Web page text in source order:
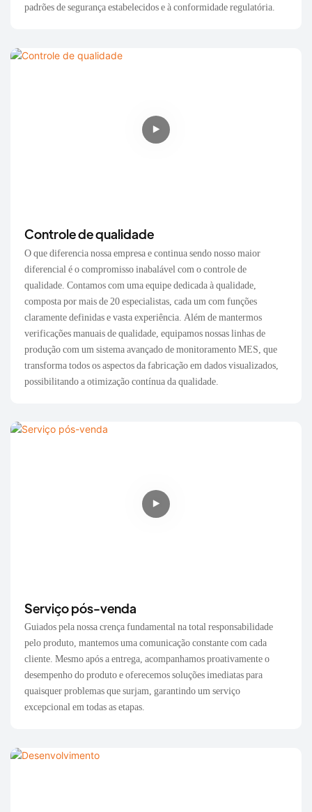
padrões de segurança estabelecidos e à conformidade regulatória.
Controle de qualidade
O que diferencia nossa empresa e continua sendo nosso maior
diferencial é o compromisso inabalável com o controle de
qualidade. Contamos com uma equipe dedicada à qualidade,
composta por mais de 20 especialistas, cada um com funções
claramente definidas e vasta experiência. Além de mantermos
verificações manuais de qualidade, equipamos nossas linhas de
produção com um sistema avançado de monitoramento MES, que
transforma todos os aspectos da fabricação em dados visualizados,
possibilitando a otimização contínua da qualidade.
Serviço pós-venda
Guiados pela nossa crença fundamental na total responsabilidade
pelo produto, mantemos uma comunicação constante com cada
cliente. Mesmo após a entrega, acompanhamos proativamente o
desempenho do produto e oferecemos soluções imediatas para
quaisquer problemas que surjam, garantindo um serviço
excepcional em todas as etapas.